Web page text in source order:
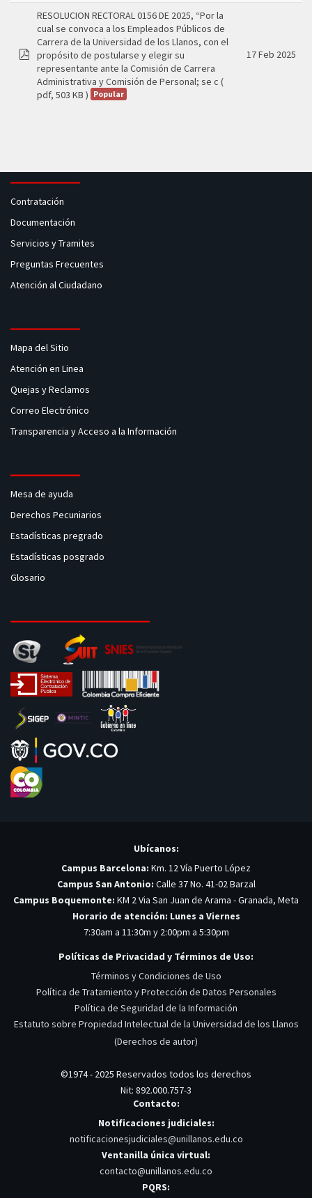
pdf
RESOLUCION RECTORAL 0156 DE 2025, “Por la
cual se convoca a los Empleados Públicos de
Carrera de la Universidad de los Llanos, con el
propósito de postularse y elegir su
representante ante la Comisión de Carrera
Administrativa y Comisión de Personal; se c (
pdf, 503 KB ) Popular
17 Feb 2025
Contratación
Documentación
Servicios y Tramites
Preguntas Frecuentes
Atención al Ciudadano
Mapa del Sitio
Atención en Linea
Quejas y Reclamos
Correo Electrónico
Transparencia y Acceso a la Información
Mesa de ayuda
Derechos Pecuniarios
Estadísticas pregrado
Estadísticas posgrado
Glosario
Ubícanos:
Campus Barcelona: Km. 12 Vía Puerto López
Campus San Antonio: Calle 37 No. 41-02 Barzal
Campus Boquemonte: KM 2 Via San Juan de Arama - Granada, Meta
Horario de atención: Lunes a Viernes
7:30am a 11:30m y 2:00pm a 5:30pm
Políticas de Privacidad y Términos de Uso:
Términos y Condiciones de Uso
Política de Tratamiento y Protección de Datos Personales
Política de Seguridad de la Información
Estatuto sobre Propiedad Intelectual de la Universidad de los Llanos
(Derechos de autor)
©1974 - 2025 Reservados todos los derechos
Nit: 892.000.757-3
Contacto:
Notificaciones judiciales:
notificacionesjudiciales@unillanos.edu.co
Ventanilla única virtual:
contacto@unillanos.edu.co
PQRS: